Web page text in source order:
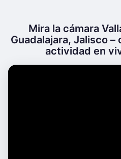
Mira la cámara
Guadalajara, Jalisco
actividad en